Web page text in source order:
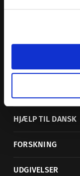
HJÆLP TIL DANSK
FORSKNING
UDGIVELSER